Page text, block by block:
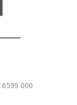
6599 000